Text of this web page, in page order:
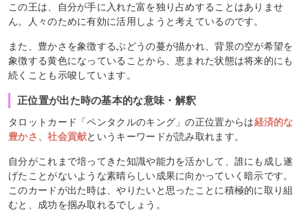
この王は、自分が手に入れた富を独り占めすることはありませ
ん。人々のために有効に活用しようと考えているのです。
また、豊かさを象徴するぶどうの蔓が描かれ、背景の空が希望を
象徴する黄色になっていることから、恵まれた状態は将来的にも
続くことも示唆しています。
正位置が出た時の基本的な意味・解釈
タロットカード「ペンタクルのキング」の正位置からは経済的な
豊かさ、社会貢献というキーワードが読み取れます。
自分がこれまで培ってきた知識や能力を活かして、誰にも成し遂
げたことがないような素晴らしい成果に向かっていく暗示です。
このカードが出た時は、やりたいと思ったことに積極的に取り組
むと、成功を掴み取れるでしょう。